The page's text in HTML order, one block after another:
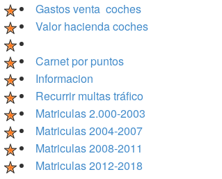
Gastos venta coches
Valor hacienda coches
Carnet por puntos
Informacion
Recurrir multas tráfico
Matriculas 2.000-2003
Matriculas 2004-2007
Matriculas 2008-2011
Matriculas 2012-2018